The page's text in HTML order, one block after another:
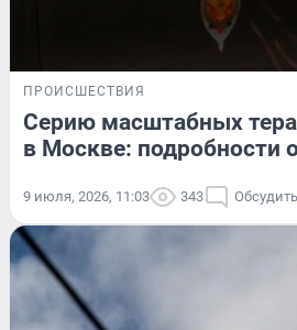
ПРОИСШЕСТВИЯ
Серию масштабных
в Москве: подробности
9 июля, 2026, 11:03 343 Обсудить